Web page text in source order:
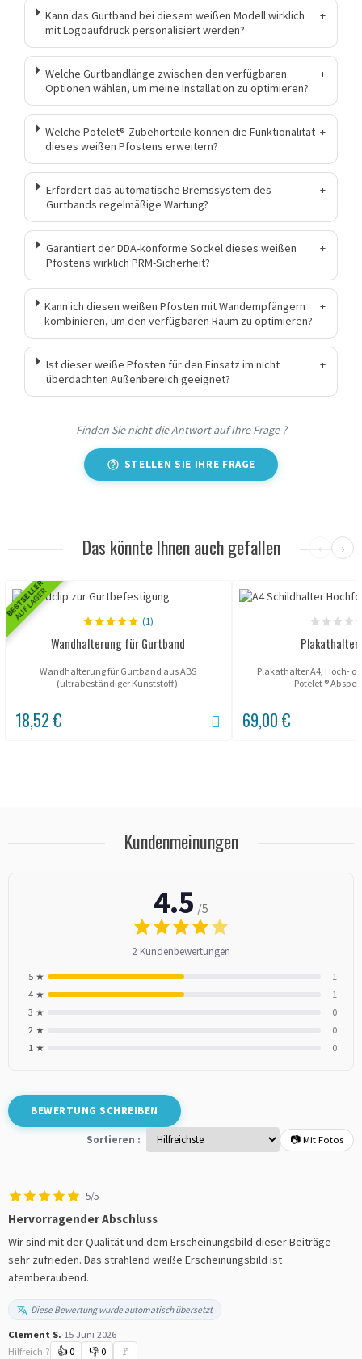
Kann das Gurtband bei diesem weißen Modell wirklich
mit Logoaufdruck personalisiert werden?
+
Welche Gurtbandlänge zwischen den verfügbaren
Optionen wählen, um meine Installation zu optimieren?
+
Welche Potelet®-Zubehörteile können die Funktionalität
dieses weißen Pfostens erweitern?
+
Erfordert das automatische Bremssystem des
Gurtbands regelmäßige Wartung?
+
Garantiert der DDA-konforme Sockel dieses weißen
Pfostens wirklich PRM-Sicherheit?
+
Kann ich diesen weißen Pfosten mit Wandempfängern
kombinieren, um den verfügbaren Raum zu optimieren?
+
Ist dieser weiße Pfosten für den Einsatz im nicht
überdachten Außenbereich geeignet?
+
Finden Sie nicht die Antwort auf Ihre Frage ?
STELLEN SIE IHRE FRAGE
Das könnte Ihnen auch gefallen ‹ ›
BESTSELLER
AUF LAGER (1)
Wandhalterung für Gurtband
Wandhalterung für Gurtband aus ABS
(ultrabeständiger Kunststoff).
18,52 €
Plakathalter
Plakathalter A4, Hoch-
Potelet ®
69,00 €
Kundenmeinungen
4.5 /5
2 Kundenbewertungen
5 ★
1
4 ★
1
3 ★
0
2 ★
0
1 ★
0
BEWERTUNG SCHREIBEN
Sortieren : 📷 Mit Fotos
5/5
Hervorragender Abschluss
Wir sind mit der Qualität und dem Erscheinungsbild dieser Beiträge
sehr zufrieden. Das strahlend weiße Erscheinungsbild ist
atemberaubend.
Diese Bewertung wurde automatisch übersetzt
Clement S.·15 Juni 2026
Hilfreich ?
👍 0 👎 0 🚩